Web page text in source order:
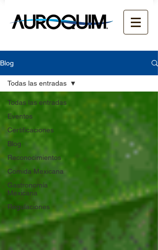
Blog
Todas las entradas
Eventos
Certificaciones
Blog
Reconocimientos
Comida Mexicana
Gastronomía
Mexicana
Regulaciones
Todas las entradas